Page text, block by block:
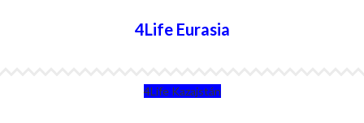
4Life Eurasia
4Life Kazajstán